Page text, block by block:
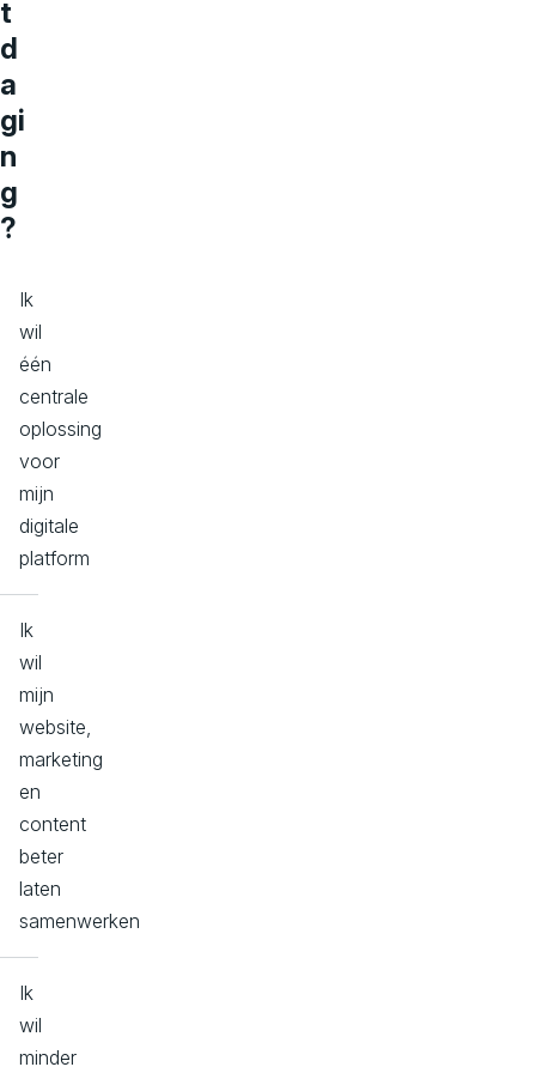
t
d
a
gi
n
g
?
Ik
wil
één
centrale
oplossing
voor
mijn
digitale
platform
Ik
wil
mijn
website,
marketing
en
content
beter
laten
samenwerken
Ik
wil
minder